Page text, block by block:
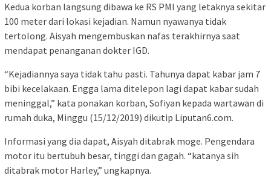
Kedua korban langsung dibawa ke RS PMI yang letaknya sekitar
100 meter dari lokasi kejadian. Namun nyawanya tidak
tertolong. Aisyah mengembuskan nafas terakhirnya saat
mendapat penanganan dokter IGD.
“Kejadiannya saya tidak tahu pasti. Tahunya dapat kabar jam 7
bibi kecelakaan. Engga lama ditelepon lagi dapat kabar sudah
meninggal,” kata ponakan korban, Sofiyan kepada wartawan di
rumah duka, Minggu (15/12/2019) dikutip Liputan6.com.
Informasi yang dia dapat, Aisyah ditabrak moge. Pengendara
motor itu bertubuh besar, tinggi dan gagah. “katanya sih
ditabrak motor Harley,” ungkapnya.